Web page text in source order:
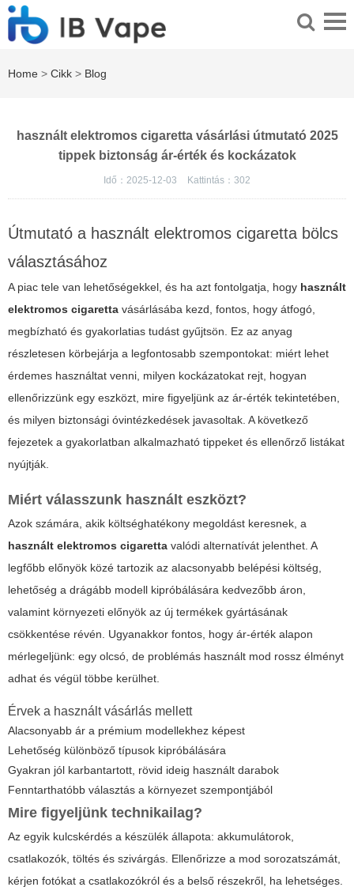
Home > Cikk > Blog
használt elektromos cigaretta vásárlási útmutató 2025
tippek biztonság ár-érték és kockázatok
Idő：2025-12-03 Kattintás： 302
Útmutató a használt elektromos cigaretta bölcs
választásához
A piac tele van lehetőségekkel, és ha azt fontolgatja, hogy használt
elektromos cigaretta vásárlásába kezd, fontos, hogy átfogó,
megbízható és gyakorlatias tudást gyűjtsön. Ez az anyag
részletesen körbejárja a legfontosabb szempontokat: miért lehet
érdemes használtat venni, milyen kockázatokat rejt, hogyan
ellenőrizzünk egy eszközt, mire figyeljünk az ár-érték tekintetében,
és milyen biztonsági óvintézkedések javasoltak. A következő
fejezetek a gyakorlatban alkalmazható tippeket és ellenőrző listákat
nyújtják.
Miért válasszunk használt eszközt?
Azok számára, akik költséghatékony megoldást keresnek, a
használt elektromos cigaretta valódi alternatívát jelenthet. A
legfőbb előnyök közé tartozik az alacsonyabb belépési költség,
lehetőség a drágább modell kipróbálására kedvezőbb áron,
valamint környezeti előnyök az új termékek gyártásának
csökkentése révén. Ugyanakkor fontos, hogy ár-érték alapon
mérlegeljünk: egy olcsó, de problémás használt mod rossz élményt
adhat és végül többe kerülhet.
Érvek a használt vásárlás mellett
Alacsonyabb ár a prémium modellekhez képest
Lehetőség különböző típusok kipróbálására
Gyakran jól karbantartott, rövid ideig használt darabok
Fenntarthatóbb választás a környezet szempontjából
Mire figyeljünk technikailag?
Az egyik kulcskérdés a készülék állapota: akkumulátorok,
csatlakozók, töltés és szivárgás. Ellenőrizze a mod sorozatszámát,
kérjen fotókat a csatlakozókról és a belső részekről, ha lehetséges.